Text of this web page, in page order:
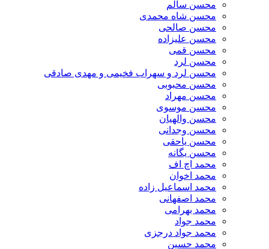
محسن سالم
محسن شاه محمدی
محسن صالحی
محسن علیزاده
محسن قمی
محسن لرد
محسن لرد و سهراب فخیمی و مهدی صادقی
محسن محبوبی
محسن مهراد
محسن موسوی
محسن والهیان
محسن وجدانی
محسن یاحقی
محسن یگانه
محمد اچ اف
محمد اخوان
محمد اسماعیل زاده
محمد اصفهانی
محمد بهرامی
محمد جواد
محمد جواد درجزی
محمد حسین